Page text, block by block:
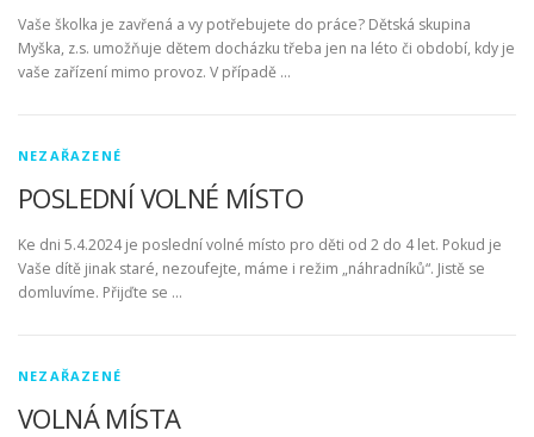
Vaše školka je zavřená a vy potřebujete do práce? Dětská skupina
Myška, z.s. umožňuje dětem docházku třeba jen na léto či období, kdy je
vaše zařízení mimo provoz. V případě …
NEZAŘAZENÉ
POSLEDNÍ VOLNÉ MÍSTO
Ke dni 5.4.2024 je poslední volné místo pro děti od 2 do 4 let. Pokud je
Vaše dítě jinak staré, nezoufejte, máme i režim „náhradníků“. Jistě se
domluvíme. Přijďte se …
NEZAŘAZENÉ
VOLNÁ MÍSTA